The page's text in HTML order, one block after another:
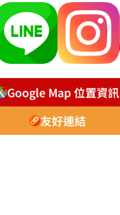
Google Map 位置資訊
友好連結